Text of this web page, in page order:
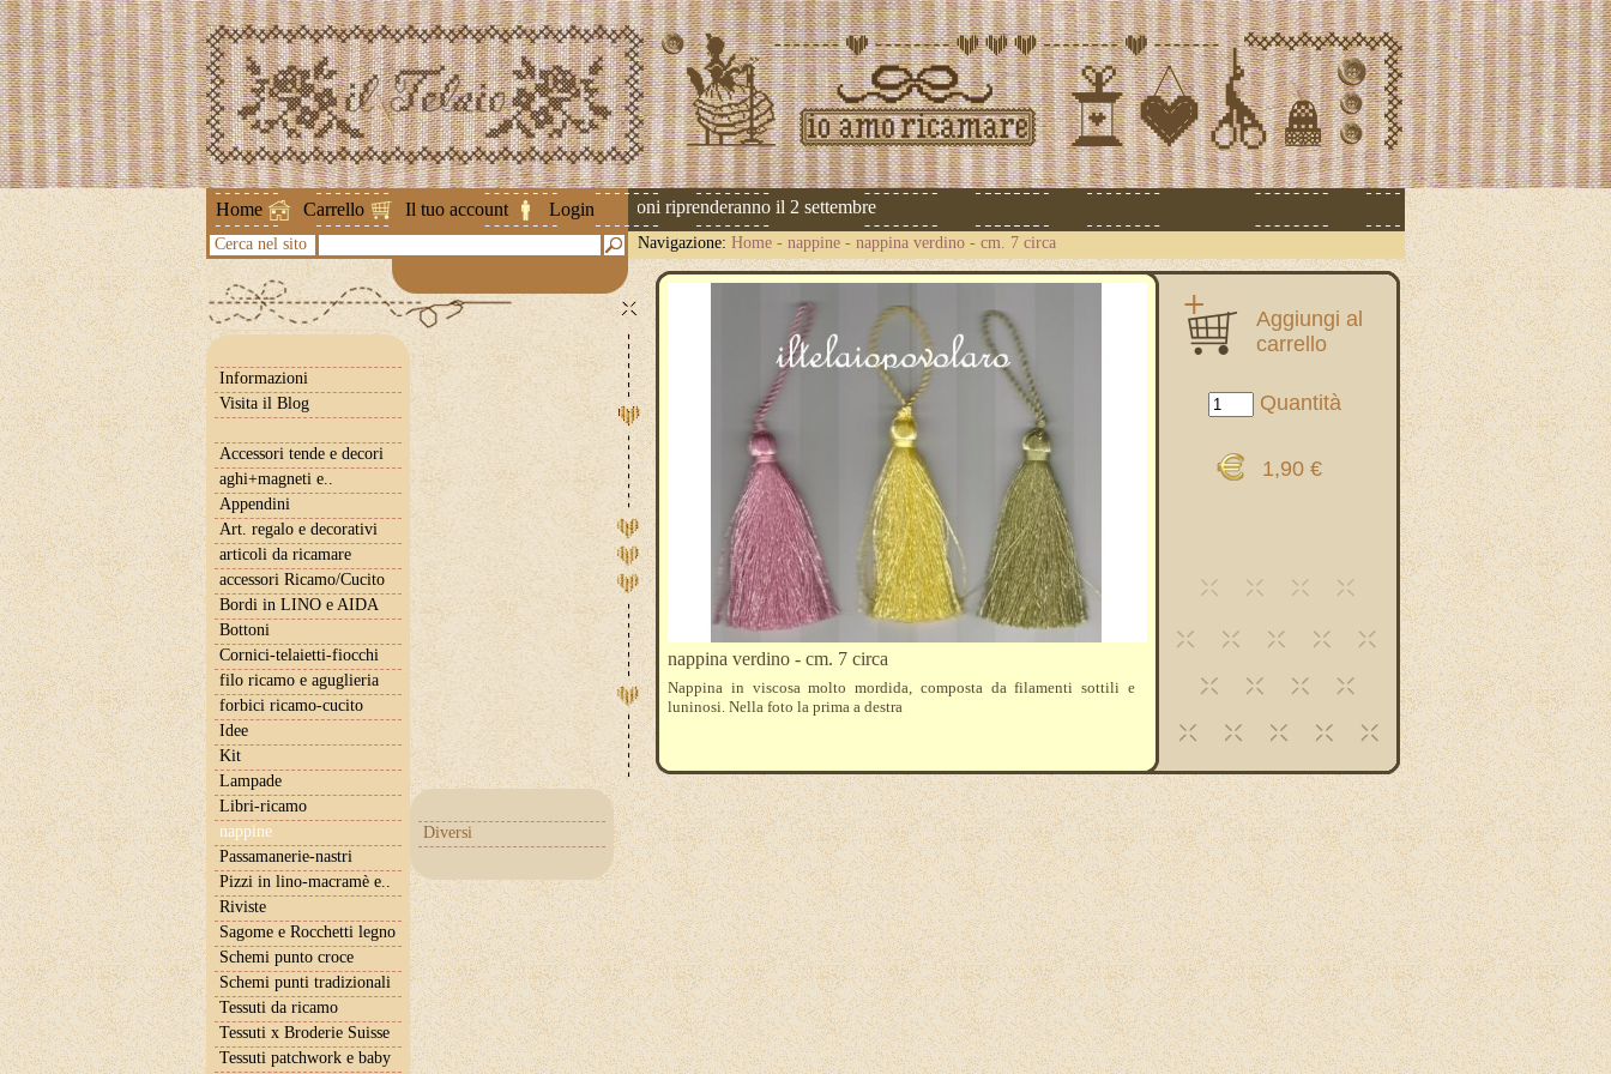
Home Carrello Il tuo account Login
Attenzione ! Le spedizioni riprenderanno il 2 settembre
Cerca nel sito Navigazione: Home - nappine - nappina verdino - cm. 7 circa
Informazioni
Visita il Blog
Accessori tende e decori
aghi+magneti e..
Appendini
Art. regalo e decorativi
articoli da ricamare
accessori Ricamo/Cucito
Bordi in LINO e AIDA
Bottoni
Cornici-telaietti-fiocchi
filo ricamo e aguglieria
forbici ricamo-cucito
Idee
Kit
Lampade
Libri-ricamo
nappine
Diversi
Passamanerie-nastri
Pizzi in lino-macramè e..
Riviste
Sagome e Rocchetti legno
Schemi punto croce
Schemi punti tradizionali
Tessuti da ricamo
Tessuti x Broderie Suisse
Tessuti patchwork e baby
Aggiungi al
carrello
Quantità
1,90 €
nappina verdino - cm. 7 circa
Nappina in viscosa molto mordida, composta da filamenti sottili e
luninosi. Nella foto la prima a destra